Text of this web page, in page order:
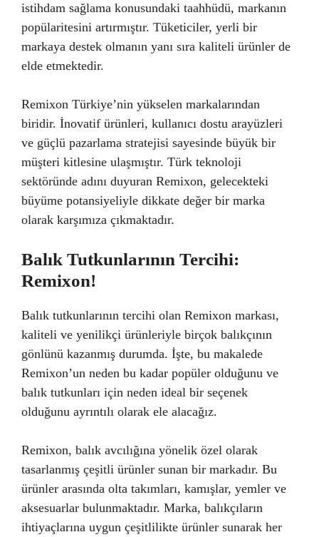
istihdam sağlama konusundaki taahhüdü, markanın
popülaritesini artırmıştır. Tüketiciler, yerli bir
markaya destek olmanın yanı sıra kaliteli ürünler de
elde etmektedir.
Remixon Türkiye’nin yükselen markalarından
biridir. İnovatif ürünleri, kullanıcı dostu arayüzleri
ve güçlü pazarlama stratejisi sayesinde büyük bir
müşteri kitlesine ulaşmıştır. Türk teknoloji
sektöründe adını duyuran Remixon, gelecekteki
büyüme potansiyeliyle dikkate değer bir marka
olarak karşımıza çıkmaktadır.
Balık Tutkunlarının Tercihi:
Remixon!
Balık tutkunlarının tercihi olan Remixon markası,
kaliteli ve yenilikçi ürünleriyle birçok balıkçının
gönlünü kazanmış durumda. İşte, bu makalede
Remixon’un neden bu kadar popüler olduğunu ve
balık tutkunları için neden ideal bir seçenek
olduğunu ayrıntılı olarak ele alacağız.
Remixon, balık avcılığına yönelik özel olarak
tasarlanmış çeşitli ürünler sunan bir markadır. Bu
ürünler arasında olta takımları, kamışlar, yemler ve
aksesuarlar bulunmaktadır. Marka, balıkçıların
ihtiyaçlarına uygun çeşitlilikte ürünler sunarak her